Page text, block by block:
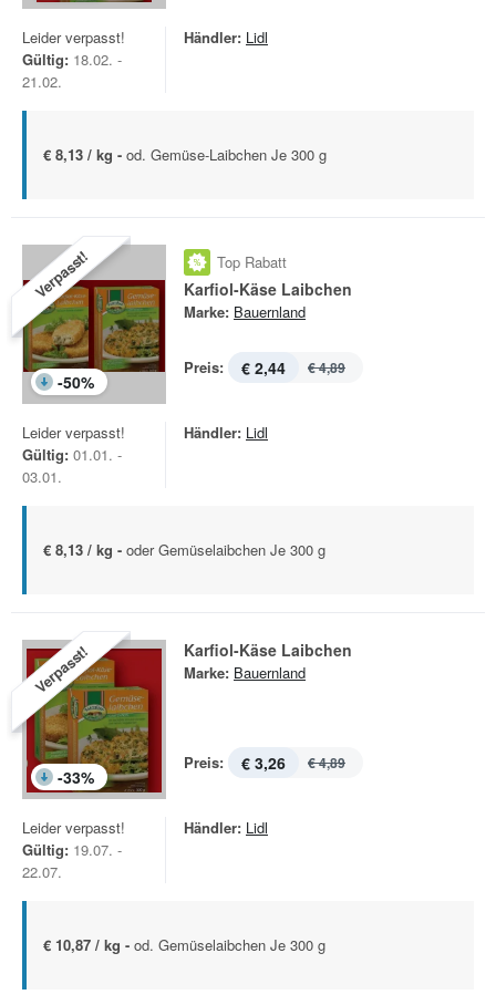
Leider verpasst!
Gültig: 18.02. -
21.02.
Händler: Lidl
€ 8,13 / kg - od. Gemüse-Laibchen Je 300 g
Verpasst!
-50%
Top Rabatt
Karfiol-Käse Laibchen
Marke: Bauernland
Preis: € 2,44 € 4,89
Leider verpasst!
Gültig: 01.01. -
03.01.
Händler: Lidl
€ 8,13 / kg - oder Gemüselaibchen Je 300 g
Verpasst!
-33%
Karfiol-Käse Laibchen
Marke: Bauernland
Preis: € 3,26 € 4,89
Leider verpasst!
Gültig: 19.07. -
22.07.
Händler: Lidl
€ 10,87 / kg - od. Gemüselaibchen Je 300 g